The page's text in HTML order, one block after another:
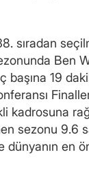
sıradan
Ben
19
sezonu
en